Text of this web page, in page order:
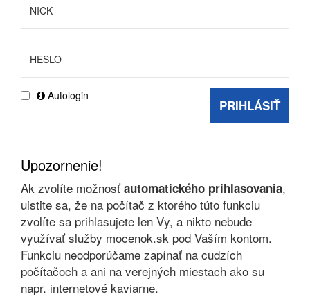
Autologin
PRIHLÁSIŤ
Upozornenie!
Ak zvolíte možnosťautomatického prihlasovania,
uistite sa, že na počítač z ktorého túto funkciu
zvolíte sa prihlasujete len Vy, a nikto nebude
využívať služby mocenok.sk pod Vaším kontom.
Funkciu neodporúčame zapínať na cudzích
počítačoch a ani na verejných miestach ako su
napr. internetové kaviarne.